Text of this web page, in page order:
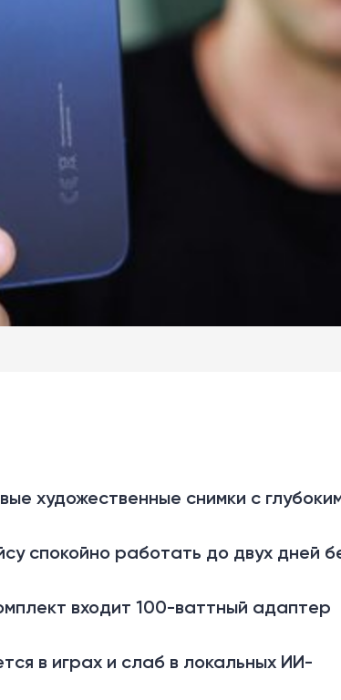
художественные снимки с
спокойно работать до двух дней
входит 100-ваттный адаптер
в играх и слаб в локальных ИИ-